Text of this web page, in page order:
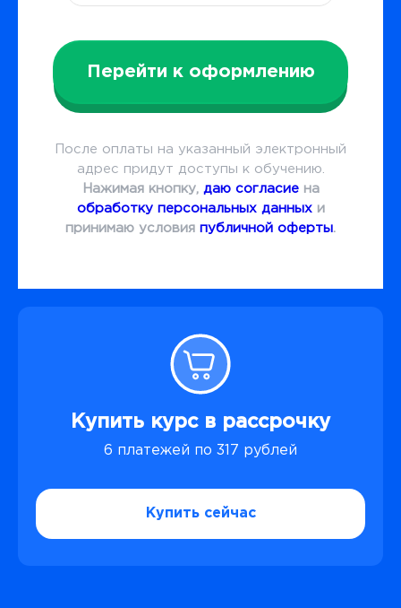
Перейти к оформлению
После оплаты на указанный электронный
адрес придут доступы к обучению.
Нажимая кнопку, даю согласиена
обработку персональных данныхи
принимаю условия публичной оферты.
Купить курс в рассрочку
6 платежей по 317 рублей
Купить сейчас